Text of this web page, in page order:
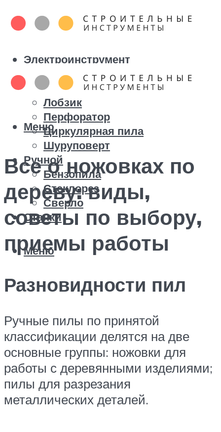
Электроинструмент
Болгарка
Дрель
Лобзик
Перфоратор
Циркулярная пила
Шуруповерт
Ручной
Бензопила
Стеклорез
Сверло
Станки
Меню
Меню
Все о ножовках по
дереву: виды,
советы по выбору,
приемы работы
Разновидности пил
Ручные пилы по принятой
классификации делятся на две
основные группы: ножовки для
работы с деревянными изделиями;
пилы для разрезания
металлических деталей.